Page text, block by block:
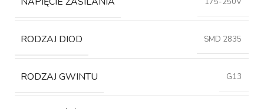
RODZAJ DIOD SMD 2835
RODZAJ GWINTU G13